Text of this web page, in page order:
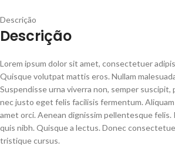
Descrição
Descrição
Lorem ipsum dolor sit amet, consectetuer
Quisque volutpat mattis eros. Nullam
Suspendisse urna viverra non, semper suscipit,
nec justo eget felis facilisis fermentum.
amet orci. Aenean dignissim pellentesque felis.
quis nibh. Quisque a lectus. Donec
tristique cursus.